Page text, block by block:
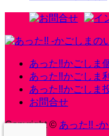
あった‼かごしま
あった‼かごしま
あった‼かごしま
お問合せ
Copyright© あった!! -